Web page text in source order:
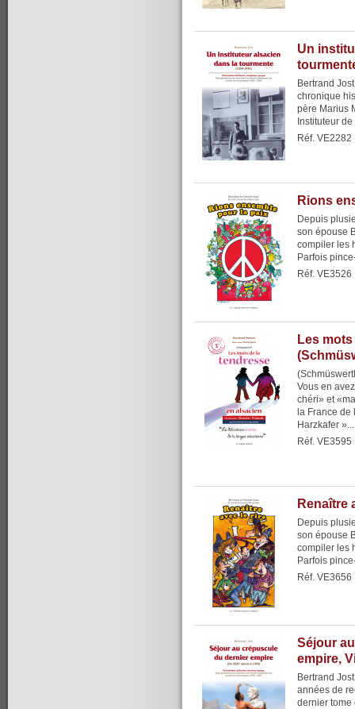
Un
Bertrand
chronique
père Marius
Instituteur
Réf. VE2282
Rions
Depuis
son épouse
compiler les
Parfois
Réf. VE3526
Les
Vous en
chéri» et
la France de
Harzkafer »...
Réf. VE3595
Renaître
Depuis
son épouse
compiler les
Parfois
Réf. VE3656
Séjour
empire,
Bertrand
années de
dernier tome